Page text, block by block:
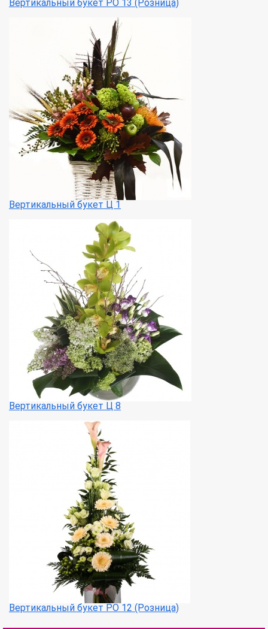
Вертикальный букет РО 13 (Розница)
Вертикальный букет Ц 1
Вертикальный букет Ц 8
Вертикальный букет РО 12 (Розница)